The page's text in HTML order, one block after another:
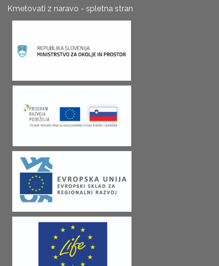
Kmetovati z naravo - spletna stran